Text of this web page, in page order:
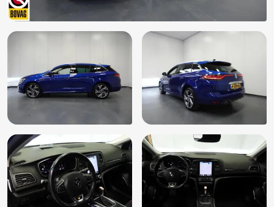
ISOFIX
Keyless start
LED achterlichten
LED dagrijverlichting
Lederen stuurwiel
LED koplampen
LED mistlampen
Lendesteunen (verstelbaar)
Lichtmetalen velgen 18"
Lichtsensor